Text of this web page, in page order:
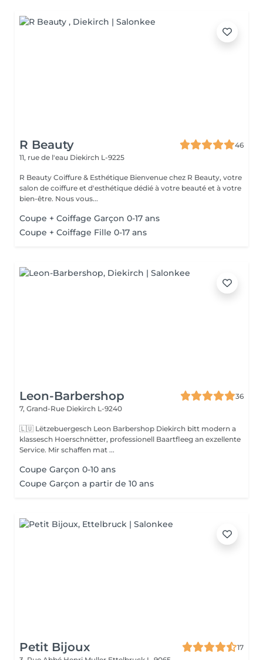
R Beauty
46
11, rue de l'eau Diekirch L-9225
R Beauty Coiffure & Esthétique Bienvenue chez R Beauty, votre
salon de coiffure et d'esthétique dédié à votre beauté et à votre
bien-être. Nous vous...
Coupe + Coiffage Garçon 0-17 ans
Coupe + Coiffage Fille 0-17 ans
Leon-Barbershop
36
7, Grand-Rue Diekirch L-9240
🇱🇺 Lëtzebuergesch Leon Barbershop Diekirch bitt modern a
klassesch Hoerschnëtter, professionell Baartfleeg an exzellente
Service. Mir schaffen mat ...
Coupe Garçon 0-10 ans
Coupe Garçon a partir de 10 ans
Petit Bijoux
17